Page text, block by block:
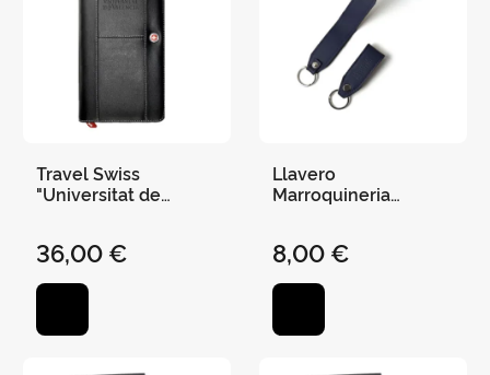
Travel Swiss
"Universitat de
36,00 €
Llavero
Marroquineria
3 Cms
8,00 €